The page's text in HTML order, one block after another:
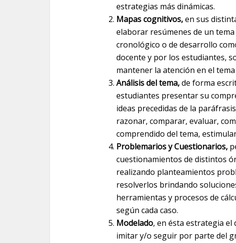
estrategias más dinámicas.
Mapas cognitivos,en sus
elaborar resúmenes de un
cronológico o de desarrollo
docente y por los estudiantes,
mantener la atención en el
Análisis del tema,de forma
estudiantes presentar su
ideas precedidas de la
razonar, comparar, evaluar,
comprendido del tema,
Problemarios y Cuestionarios,
cuestionamientos de distintos
realizando planteamientos
resolverlos brindando
herramientas y procesos de
según cada caso.
Modelado, en ésta estrategia el
imitar y/o seguir por parte del